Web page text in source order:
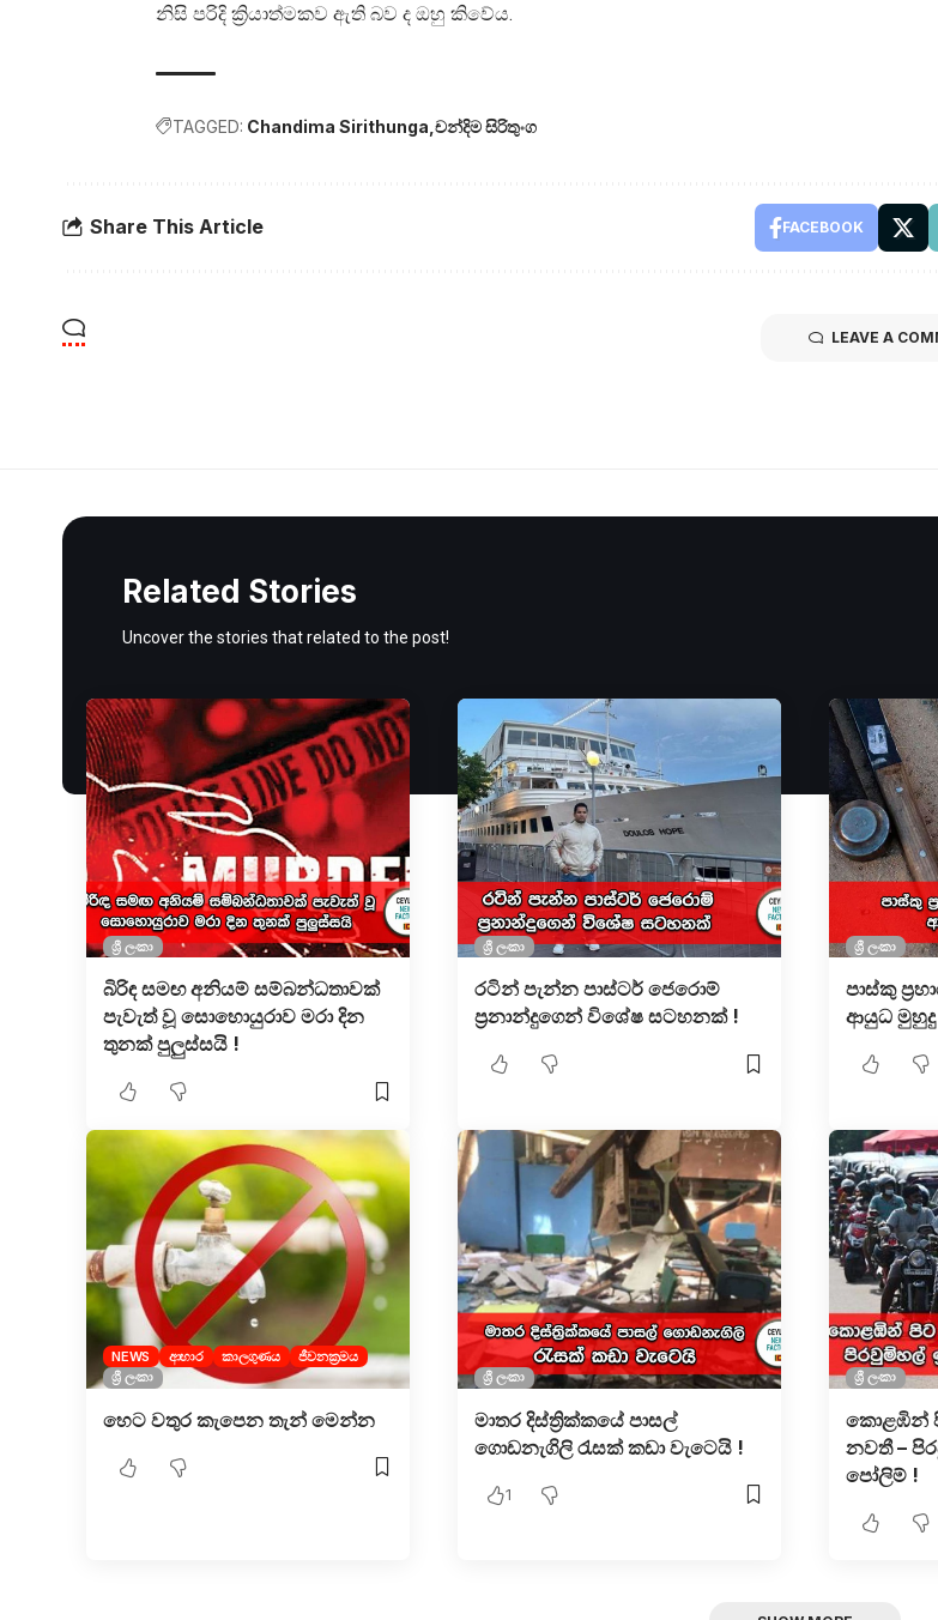
නිසි පරිදි ක්‍රියාත්මකව ඇති බව ද ඔහු කිවේය.
TAGGED: Chandima Sirithunga චන්දිම සිරිතුංග
Share This Article FACEBOOK
LEAVE A
Related Stories
Uncover the stories that related to the post!
ශ්‍රී ලංකා
බිරිඳ සමඟ අනියම් සම්බන්ධතාවක්
පැවැත් වූ සොහොයුරාව මරා දින
තුනක් පුලුස්සයි !
ශ්‍රී ලංකා
රටින් පැන්න පාස්ටර් ජෙරොම්
ප්‍රනාන්දුගෙන් විශේෂ සටහනක් !
ශ්‍රී ලංකා
පාස්කු
ආයුධ
NEWS ආහාර කාලගුණය
ජීවනක්‍රමය
ශ්‍රී ලංකා
හෙට වතුර කැපෙන තැන් මෙන්න
ශ්‍රී ලංකා
මාතර දිස්ත්‍රික්කයේ පාසල්
ගොඩනැගිලි රැසක් කඩා වැටෙයි !
1
ශ්‍රී ලංකා
කොළඹින්
නවතී –
පෝලිම් !